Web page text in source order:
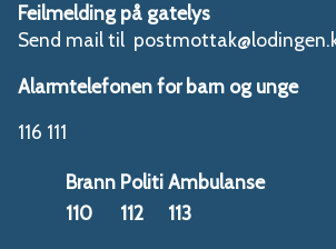
Feilmelding på gatelys
Send mail til
Alarmtelefonen for barn og unge
116 111
Brann PolitiAmbulanse
110
112 113